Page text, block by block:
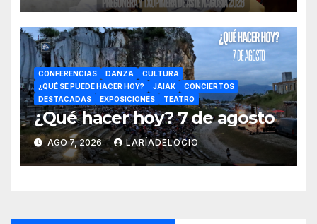
CONFERENCIAS DANZA
CULTURA
¿QUÉ SE PUEDE HACER HOY?
JAIAK
CONCIERTOS
DESTACADAS
EXPOSICIONES TEATRO
¿Qué hacer hoy? 7 de agosto
AGO 7, 2026 LARÍADELOCIO